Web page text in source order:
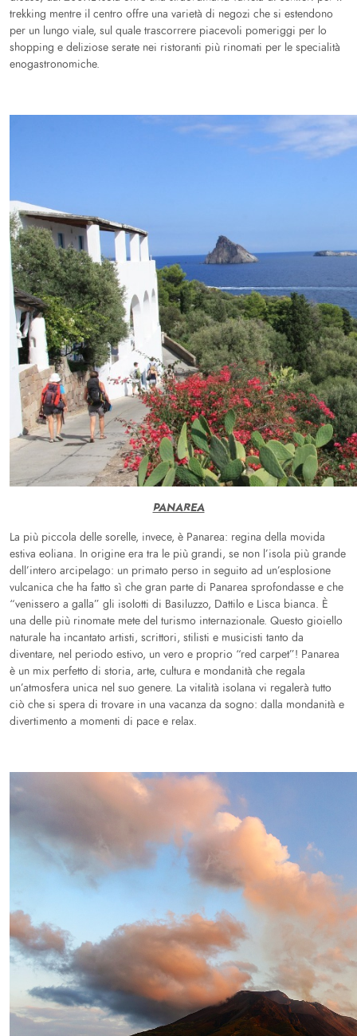
trekking mentre il centro offre una varietà di negozi che si estendono
per un lungo viale, sul quale trascorrere piacevoli pomeriggi per lo
shopping e deliziose serate nei ristoranti più rinomati per le specialità
enogastronomiche.
PANAREA
La più piccola delle sorelle, invece, è Panarea: regina della movida
estiva eoliana. In origine era tra le più grandi, se non l’isola più grande
dell’intero arcipelago: un primato perso in seguito ad un’esplosione
vulcanica che ha fatto sì che gran parte di Panarea sprofondasse e che
“venissero a galla” gli isolotti di Basiluzzo, Dattilo e Lisca bianca. È
una delle più rinomate mete del turismo internazionale. Questo gioiello
naturale ha incantato artisti, scrittori, stilisti e musicisti tanto da
diventare, nel periodo estivo, un vero e proprio “red carpet”! Panarea
è un mix perfetto di storia, arte, cultura e mondanità che regala
un’atmosfera unica nel suo genere. La vitalità isolana vi regalerà tutto
ciò che si spera di trovare in una vacanza da sogno: dalla mondanità e
divertimento a momenti di pace e relax.